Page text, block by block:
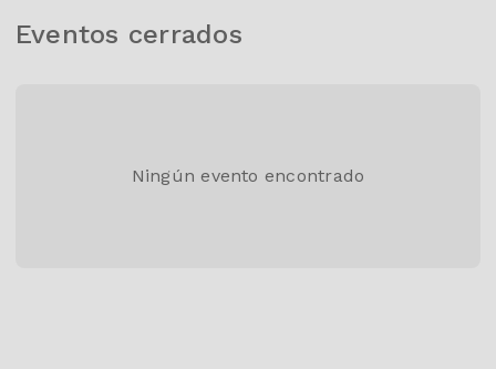
Eventos cerrados
Ningún evento encontrado